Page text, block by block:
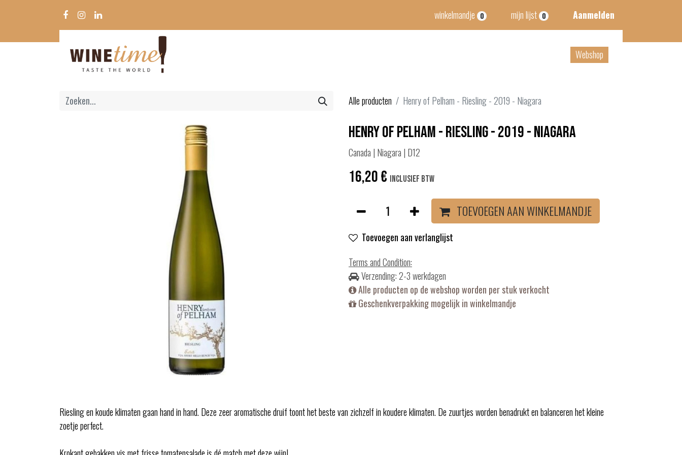
winkelmandje 0 mijn lijst 0 Aanmelden
Webshop
Alle producten Henry of Pelham - Riesling - 2019 - Niagara
Henry of Pelham - Riesling - 2019 - Niagara
Canada | Niagara | D12
16,20€ Inclusief btw
TOEVOEGEN AAN WINKELMANDJE
Toevoegen aan verlanglijst
Terms and Condition:
Verzending: 2-3 werkdagen
Alle producten op de webshop worden per stuk verkocht
Geschenkverpakking mogelijk in winkelmandje
Riesling en koude klimaten gaan hand in hand. Deze zeer aromatische druif toont het beste van zichzelf in koudere klimaten. De zuurtjes worden benadrukt en balanceren het kleine
zoetje perfect.